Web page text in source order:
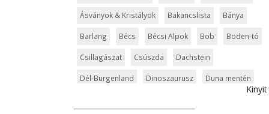
Ásványok & Kristályok Bakancslista Bánya
Barlang Bécs Bécsi Alpok Bob Boden-tó
Csillagászat Csúszda Dachstein
Dél-Burgenland Dinoszaurusz Duna mentén
Kinyit